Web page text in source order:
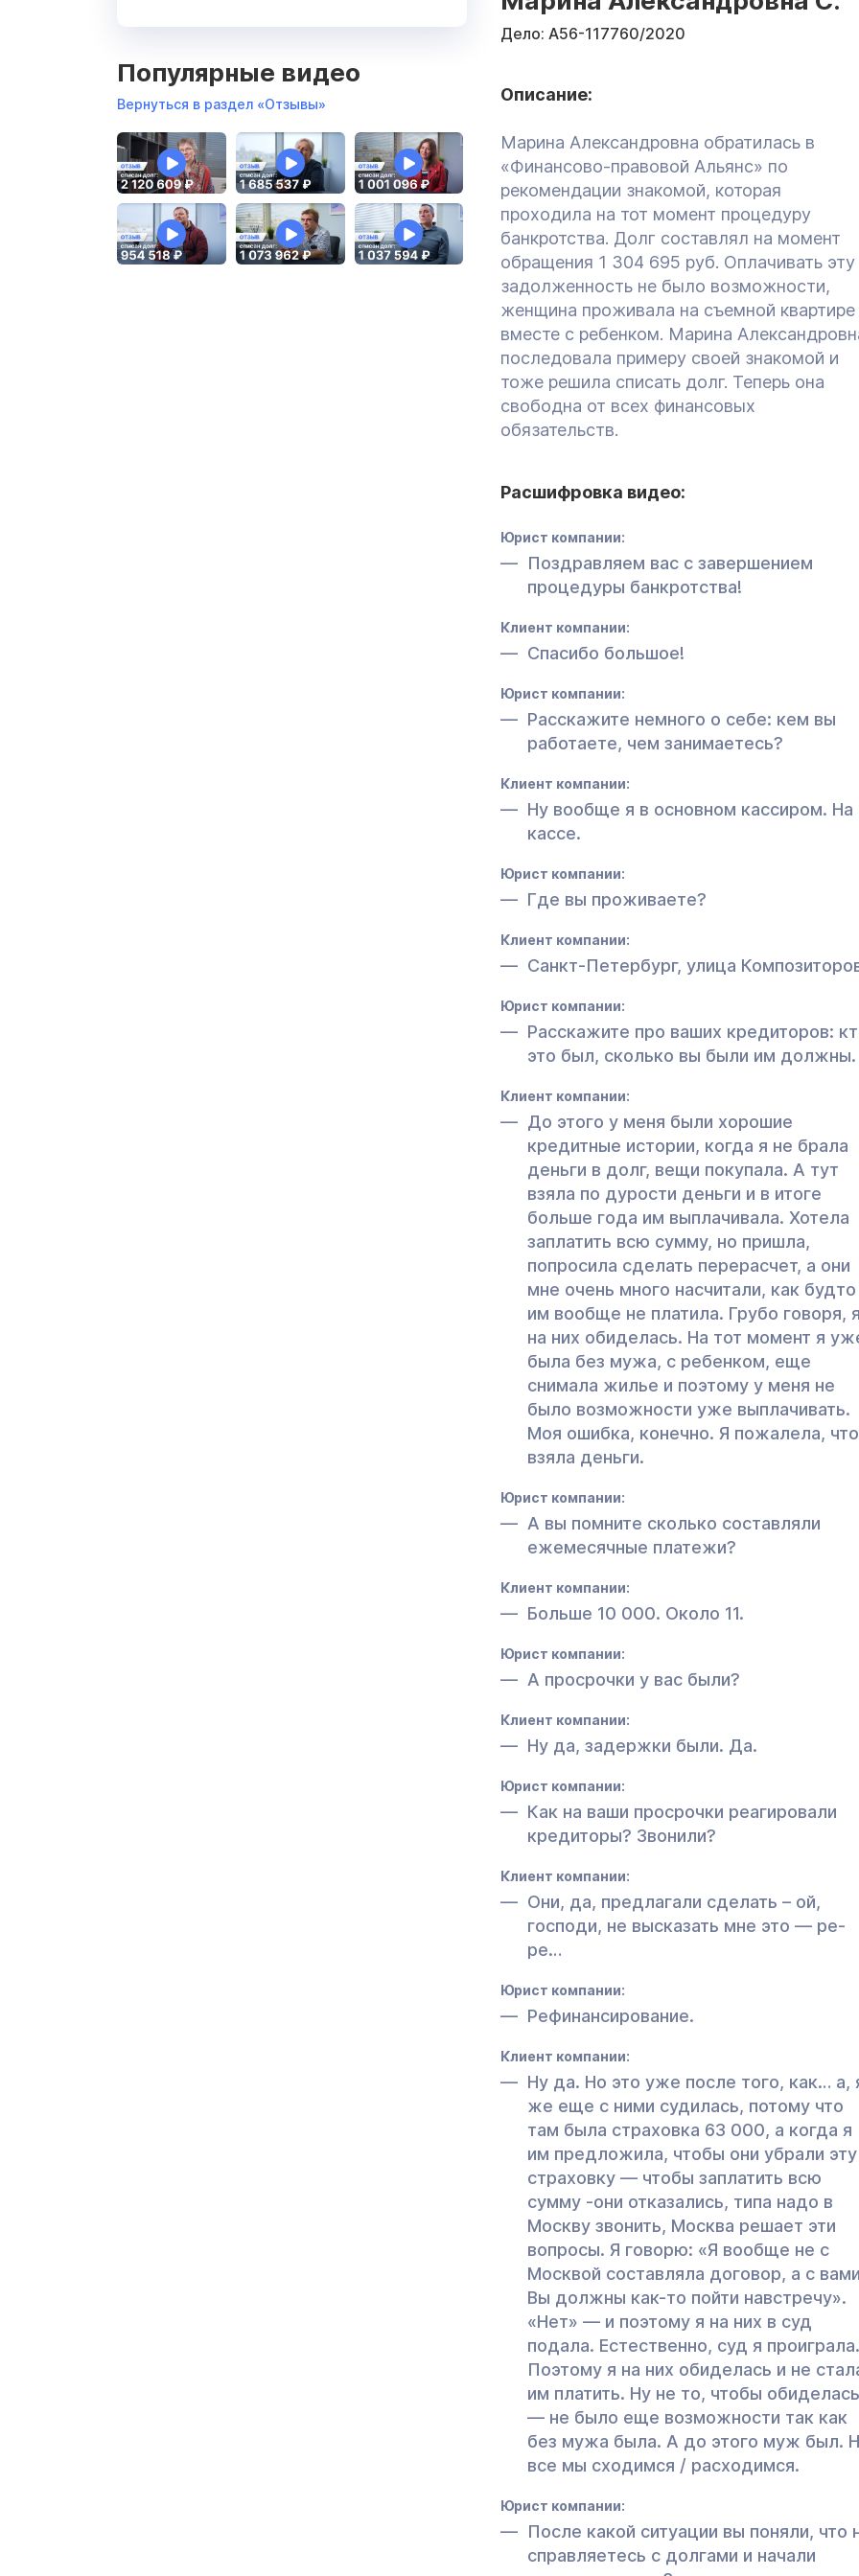
Популярные видео
Вернуться в раздел «Отзывы»
Дело: А56-117760/2020
Описание:
Марина Александровна обратилась в
«Финансово-правовой Альянс» по
рекомендации знакомой, которая
проходила на тот момент процедуру
банкротства. Долг составлял на момент
обращения 1 304 695 руб. Оплачивать эту
задолженность не было возможности,
женщина проживала на съемной квартире
вместе с ребенком. Марина
последовала примеру своей знакомой и
тоже решила списать долг. Теперь она
свободна от всех финансовых
обязательств.
Расшифровка видео:
Юрист компании:
Поздравляем вас с завершением
процедуры банкротства!
Клиент компании:
Спасибо большое!
Юрист компании:
Расскажите немного о себе: кем вы
работаете, чем занимаетесь?
Клиент компании:
Ну вообще я в основном кассиром. На
кассе.
Юрист компании:
Где вы проживаете?
Клиент компании:
Санкт-Петербург, улица
Юрист компании:
Расскажите про ваших кредиторов:
это был, сколько вы были им должны.
Клиент компании:
До этого у меня были хорошие
кредитные истории, когда я не брала
деньги в долг, вещи покупала. А тут
взяла по дурости деньги и в итоге
больше года им выплачивала. Хотела
заплатить всю сумму, но пришла,
попросила сделать перерасчет, а они
мне очень много насчитали, как
им вообще не платила. Грубо говоря,
на них обиделась. На тот момент я
была без мужа, с ребенком, еще
снимала жилье и поэтому у меня не
было возможности уже выплачивать.
Моя ошибка, конечно. Я пожалела, что
взяла деньги.
Юрист компании:
А вы помните сколько составляли
ежемесячные платежи?
Клиент компании:
Больше 10 000. Около 11.
Юрист компании:
А просрочки у вас были?
Клиент компании:
Ну да, задержки были. Да.
Юрист компании:
Как на ваши просрочки реагировали
кредиторы? Звонили?
Клиент компании:
Они, да, предлагали сделать – ой,
господи, не высказать мне это — ре-
ре…
Юрист компании:
Рефинансирование.
Клиент компании:
Ну да. Но это уже после того, как… а,
же еще с ними судилась, потому что
там была страховка 63 000, а когда я
им предложила, чтобы они убрали эту
страховку — чтобы заплатить всю
сумму -они отказались, типа надо в
Москву звонить, Москва решает эти
вопросы. Я говорю: «Я вообще не с
Москвой составляла договор, а с
Вы должны как-то пойти навстречу».
«Нет» — и поэтому я на них в суд
подала. Естественно, суд я проиграла.
Поэтому я на них обиделась и не
им платить. Ну не то, чтобы обиделась
— не было еще возможности так как
без мужа была. А до этого муж был.
все мы сходимся / расходимся.
Юрист компании:
После какой ситуации вы поняли, что
справляетесь с долгами и начали